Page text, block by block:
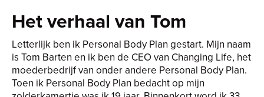
Het verhaal van Tom
Letterlijk ben ik Personal Body Plan gestart. Mijn naam
is Tom Barten en ik ben de CEO van Changing Life, het
moederbedrijf van onder andere Personal Body Plan.
Toen ik Personal Body Plan bedacht op mijn